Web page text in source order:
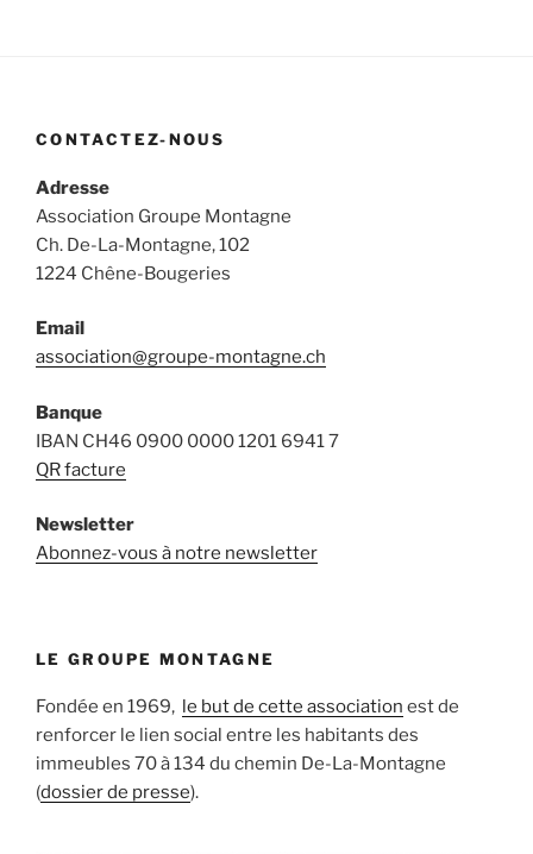
CONTACTEZ-NOUS
Adresse
Association Groupe Montagne
Ch. De-La-Montagne, 102
1224 Chêne-Bougeries
Email
association@groupe-montagne.ch
Banque
IBAN CH46 0900 0000 1201 6941 7
QR facture
Newsletter
Abonnez-vous à notre newsletter
LE GROUPE MONTAGNE
Fondée en 1969, le but de cette association est de
renforcer le lien social entre les habitants des
immeubles 70 à 134 du chemin De-La-Montagne
(dossier de presse).